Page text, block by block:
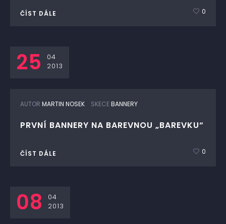
ČÍST DÁLE 0
25
04
2013
AUTOR MARTIN NOSEK SKECEBANNERY
PRVNÍ BANNERY NA BAREVNOU „BAREVKU“
ČÍST DÁLE 0
08
04
2013